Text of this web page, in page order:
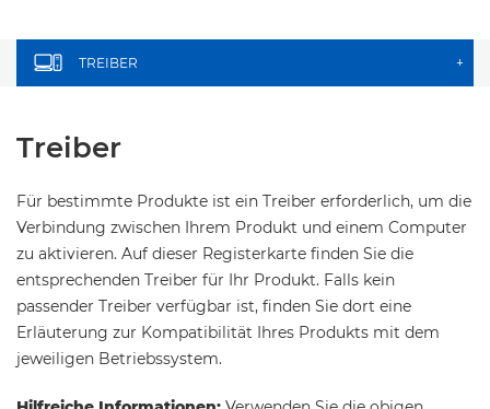
TREIBER +
Treiber
Für bestimmte Produkte ist ein Treiber erforderlich, um die
Verbindung zwischen Ihrem Produkt und einem Computer
zu aktivieren. Auf dieser Registerkarte finden Sie die
entsprechenden Treiber für Ihr Produkt. Falls kein
passender Treiber verfügbar ist, finden Sie dort eine
Erläuterung zur Kompatibilität Ihres Produkts mit dem
jeweiligen Betriebssystem.